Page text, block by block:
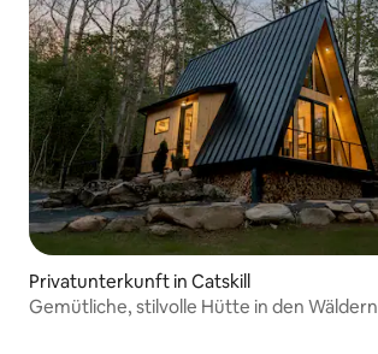
Privatunterkunft in Catskill
Gemütliche, stilvolle Hütte in den Wäldern